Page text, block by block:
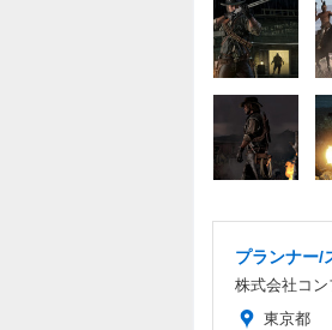
プランナー/
株式会社コ
東京都